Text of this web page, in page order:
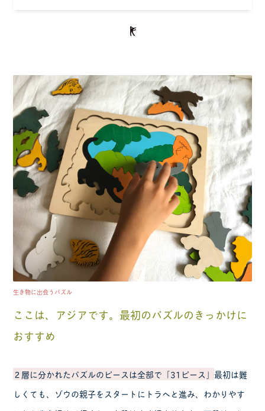
生き物に出会うパズル
ここは、アジアです。最初のパズルのきっかけに
おすすめ
２層に分かれたパズルのピースは全部で「31ピース」最初は難
しくても、ゾウの親子をスタートにトラへと進み、わかりやす